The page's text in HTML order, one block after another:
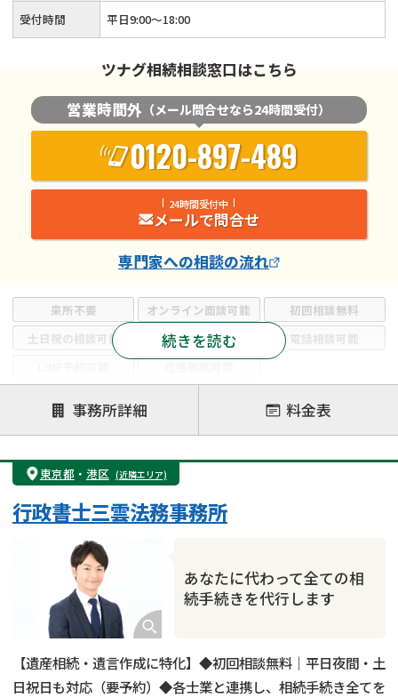
来所不要 オンライン面談可能
初回相談無料
土日祝の相談可能
19時以降電話可能
電話相談可能
注力案件
遺言書作成・遺言執行
相続放棄
相続登記
遺産分割
遺留分侵害額請求
相続税申告
相続手続き
銀行手続き
成年後見・任意後見
贈与税
相続人調査
相続トラブル
続きを読む
受付時間 平日9:00～18:00
ツナグ相続相談窓口はこちら
営業時間外 （メール問合せなら24時間受付）
0120-897-489
24時間受付中
メールで問合せ
専門家への相談の流れ
事務所詳細 料金表
東京都 ・ 港区 (近隣エリア)
あなたに代わって全ての相
続手続きを代行します
行政書士三雲法務事務所
【遺産相続・遺言作成に特化】◆初回相談無料｜平日夜間・土
日祝日も対応（要予約）◆各士業と連携し、相続手続き全てを